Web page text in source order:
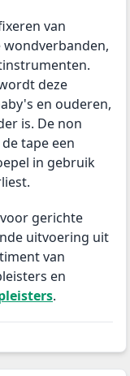
van
wondverbanden,
deze
en ouderen,
is. De non
tape een
in gebruik
gerichte
uitvoering uit
van
en
.